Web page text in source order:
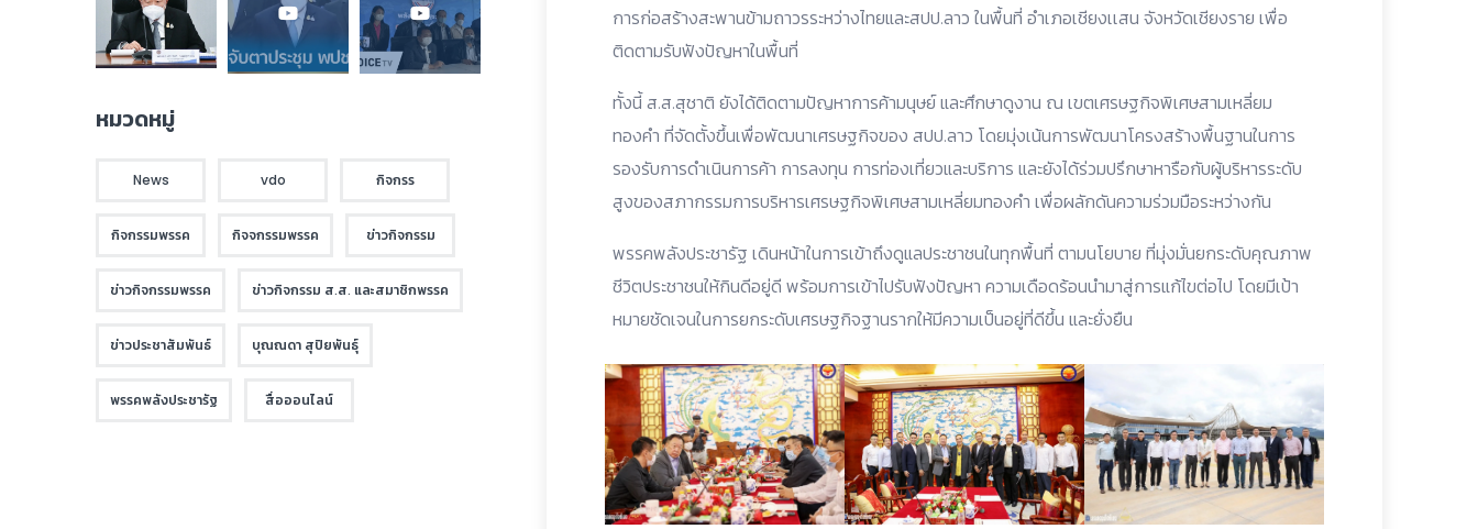
การก่อสร้างสะพานข้ามถาวรระหว่างไทยและสปป.ลาว ในพื้นที่ อำเภอเชียงเเสน จังหวัดเชียงราย เพื่อ
ติดตามรับฟังปัญหาในพื้นที่
ทั้งนี้ ส.ส.สุชาติ ยังได้ติดตามปัญหาการค้ามนุษย์ และศึกษาดูงาน ณ เขตเศรษฐกิจพิเศษสามเหลี่ยม
ทองคำ ที่จัดตั้งขึ้นเพื่อพัฒนาเศรษฐกิจของ สปป.ลาว โดยมุ่งเน้นการพัฒนาโครงสร้างพื้นฐานในการ
รองรับการดำเนินการค้า การลงทุน การท่องเที่ยวและบริการ และยังได้ร่วมปรึกษาหารือกับผู้บริหารระดับ
สูงของสภากรรมการบริหารเศรษฐกิจพิเศษสามเหลี่ยมทองคำ เพื่อผลักดันความร่วมมือระหว่างกัน
พรรคพลังประชารัฐ เดินหน้าในการเข้าถึงดูแลประชาชนในทุกพื้นที่ ตามนโยบาย ที่มุ่งมั่นยกระดับคุณภาพ
ชีวิตประชาชนให้กินดีอยู่ดี พร้อมการเข้าไปรับฟังปัญหา ความเดือดร้อนนำมาสู่การแก้ไขต่อไป โดยมีเป้า
หมายชัดเจนในการยกระดับเศรษฐกิจฐานรากให้มีความเป็นอยู่ที่ดีขึ้น และยั่งยืน
หมวดหมู่
News vdo กิจกรร
กิจกรรมพรรค กิจจกรรมพรรค ข่าวกิจกรรม
ข่าวกิจกรรมพรรค ข่าวกิจกรรม ส.ส. และสมาชิกพรรค
ข่าวประชาสัมพันธ์ บุณณดา สุปิยพันธุ์
พรรคพลังประชารัฐ สื่อออนไลน์